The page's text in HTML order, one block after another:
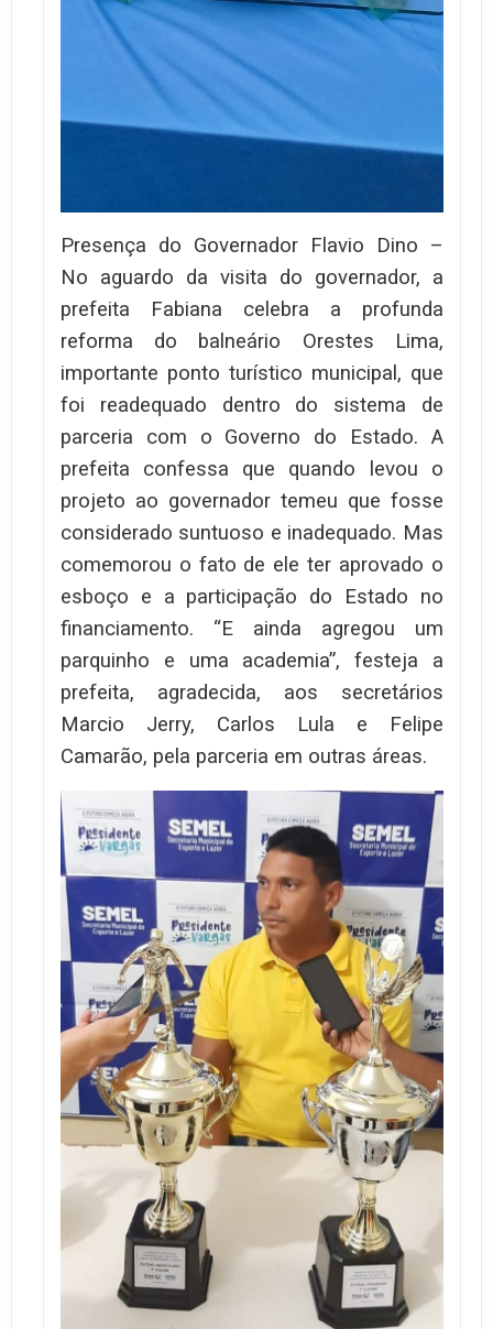
Presença do Governador Flavio Dino –
No aguardo da visita do governador, a
prefeita Fabiana celebra a profunda
reforma do balneário Orestes Lima,
importante ponto turístico municipal, que
foi readequado dentro do sistema de
parceria com o Governo do Estado. A
prefeita confessa que quando levou o
projeto ao governador temeu que fosse
considerado suntuoso e inadequado. Mas
comemorou o fato de ele ter aprovado o
esboço e a participação do Estado no
financiamento. “E ainda agregou um
parquinho e uma academia”, festeja a
prefeita, agradecida, aos secretários
Marcio Jerry, Carlos Lula e Felipe
Camarão, pela parceria em outras áreas.